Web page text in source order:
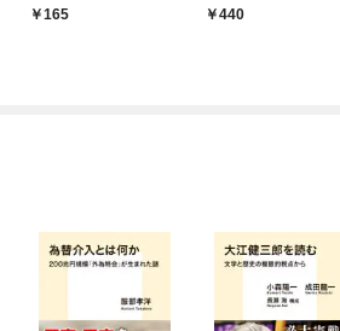
165
440